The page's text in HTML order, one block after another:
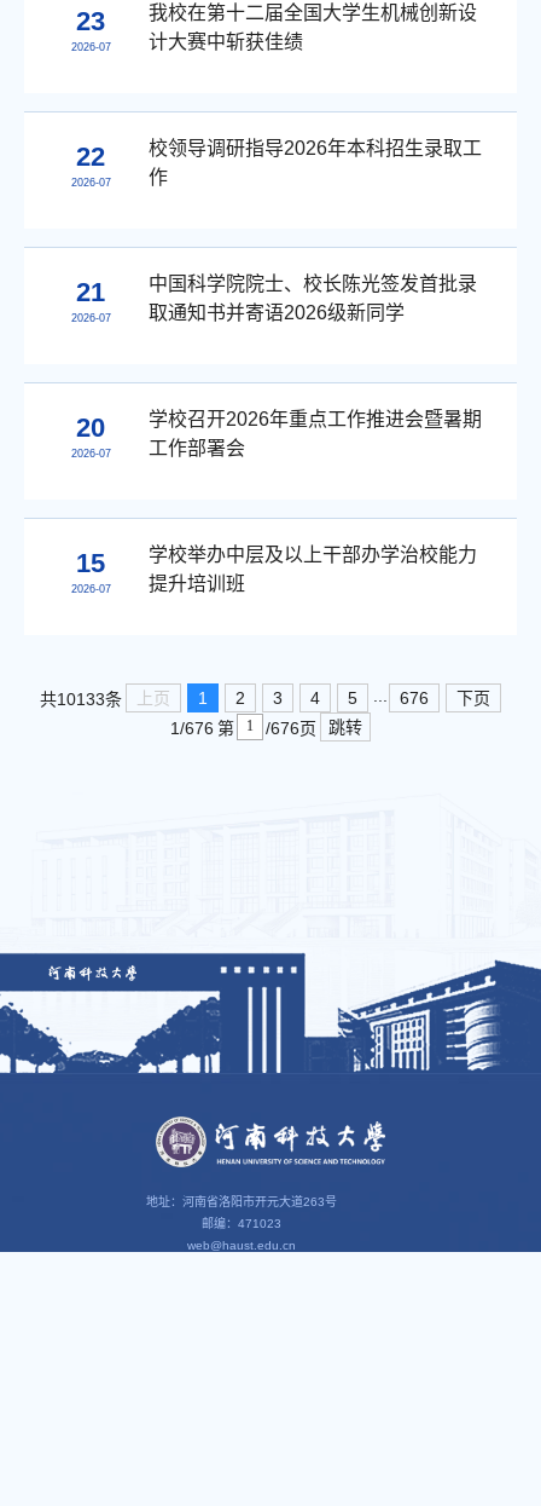
23
2026-07
我校在第十二届全国大学生机械创新设
计大赛中斩获佳绩
22
2026-07
校领导调研指导2026年本科招生录取工
作
21
2026-07
中国科学院院士、校长陈光签发首批录
取通知书并寄语2026级新同学
20
2026-07
学校召开2026年重点工作推进会暨暑期
工作部署会
15
2026-07
学校举办中层及以上干部办学治校能力
提升培训班
共10133条 上页 1 2 3 4 5 ... 676
下页
1/676 第 /676页 跳转
地址：河南省洛阳市开元大道263号
邮编：471023
web@haust.edu.cn